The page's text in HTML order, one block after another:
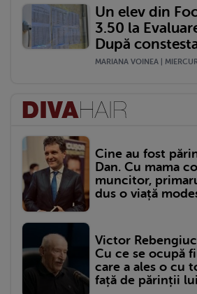
Un elev din
3.50 la
După
MARIANA VOINEA |
Cine au fost
Dan. Cu mama
muncitor,
dus o viață
Victor
Cu ce se ocupă
care a ales o cu
față de părinții lui